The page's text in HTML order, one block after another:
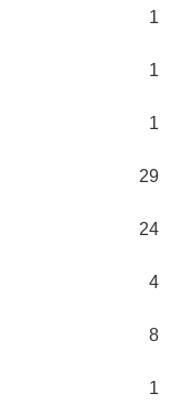
1
1
1
29
24
4
8
1